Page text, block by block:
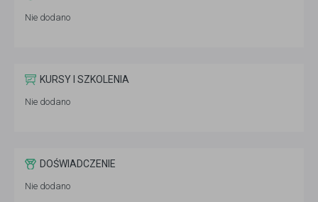
Nie dodano
KURSY I SZKOLENIA
Nie dodano
DOŚWIADCZENIE
Nie dodano